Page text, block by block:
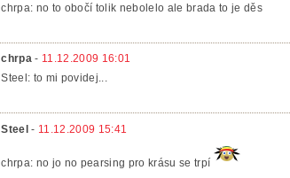
chrpa: no to obočí tolik nebolelo ale brada to je děs
chrpa - 11.12.2009 16:01
Steel: to mi povidej...
Steel - 11.12.2009 15:41
chrpa: no jo no pearsing pro krásu se trpí